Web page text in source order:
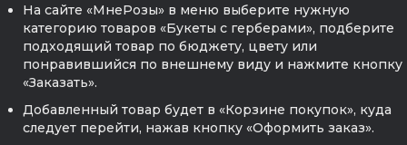
На сайте «МнеРозы» в меню выберите нужную
категорию товаров «Букеты с герберами», подберите
подходящий товар по бюджету, цвету или
понравившийся по внешнему виду и нажмите кнопку
«Заказать».
Добавленный товар будет в «Корзине покупок», куда
следует перейти, нажав кнопку «Оформить заказ».